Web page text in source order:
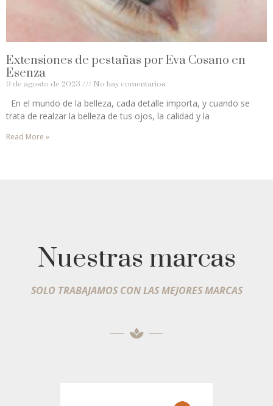
Extensiones de pestañas por Eva Cosano en
Esenza
9 de agosto de 2023 No hay comentarios
En el mundo de la belleza, cada detalle importa, y cuando se
trata de realzar la belleza de tus ojos, la calidad y la
Read More »
Nuestras marcas
SOLO TRABAJAMOS CON LAS MEJORES MARCAS